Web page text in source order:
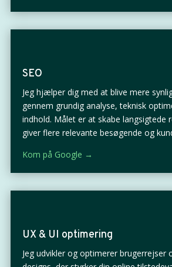
SEO
Jeg hjælper dig med at blive mere
gennem grundig analyse, teknisk
indhold. Målet er at skabe langsigtede
giver flere relevante besøgende og
Kom på Google →
UX & UI optimering
Jeg udvikler og optimerer brugerrejser